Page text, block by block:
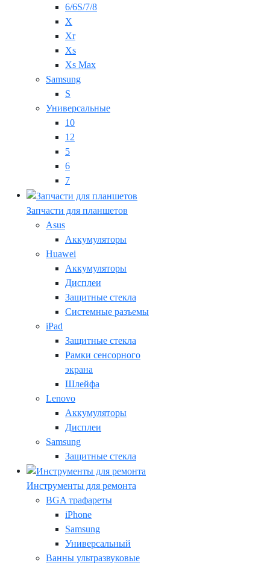
6/6S/7/8
X
Xr
Xs
Xs Max
Samsung
S
Универсальные
10
12
5
6
7
Запчасти для планшетов
Asus
Аккумуляторы
Huawei
Аккумуляторы
Дисплеи
Защитные стекла
Системные разъемы
iPad
Защитные стекла
Рамки сенсорного
экрана
Шлейфа
Lenovo
Аккумуляторы
Дисплеи
Samsung
Защитные стекла
Инструменты для ремонта
BGA трафареты
iPhone
Samsung
Универсальный
Ванны ультразвуковые